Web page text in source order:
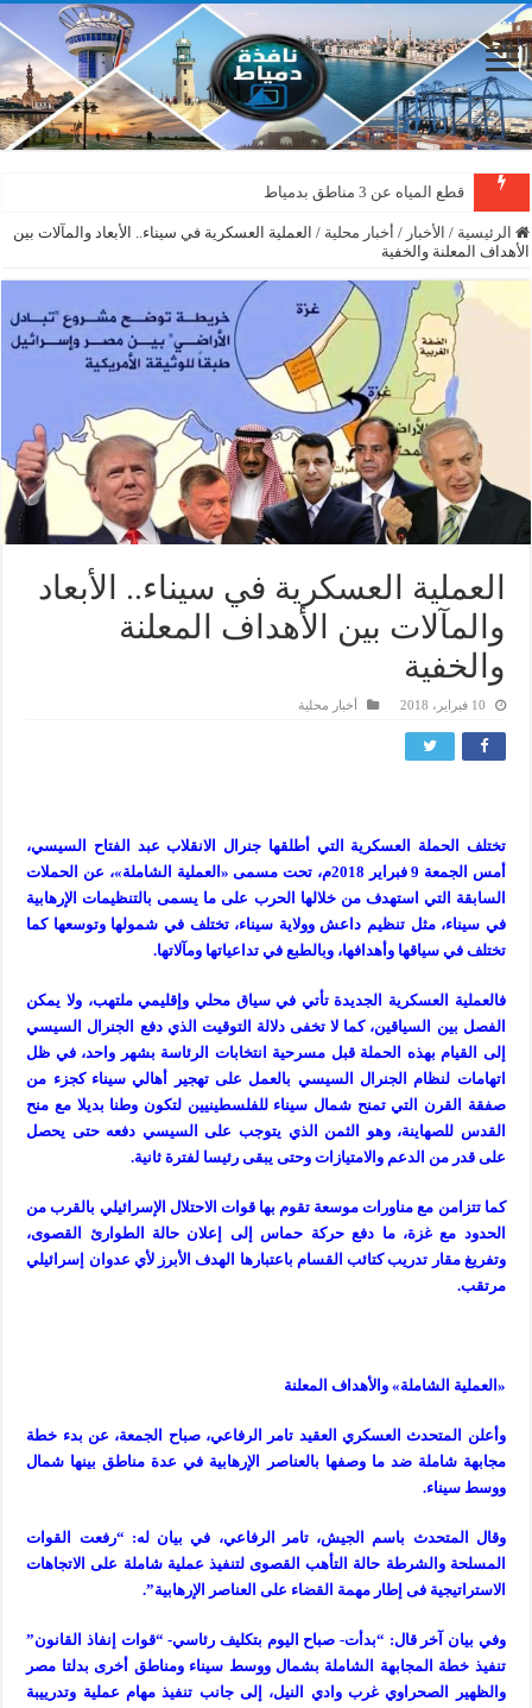
قطع المياه عن 3 مناطق بدمياط
دمياط : سقوط شجرة على الأسلاك الكهربائية بمنطقة المطرى
الرئيسية / الأخبار / أخبار محلية / العملية العسكرية في سيناء.. الأبعاد والمآلات بين
الأهداف المعلنة والخفية
العملية العسكرية في سيناء.. الأبعاد
والمآلات بين الأهداف المعلنة
والخفية
10 فبراير، 2018 أخبار محلية
تختلف الحملة العسكرية التي أطلقها جنرال الانقلاب عبد الفتاح السيسي،
أمس الجمعة 9 فبراير 2018م، تحت مسمى «العملية الشاملة»، عن الحملات
السابقة التي استهدف من خلالها الحرب على ما يسمى بالتنظيمات الإرهابية
في سيناء، مثل تنظيم داعش وولاية سيناء، تختلف في شمولها وتوسعها كما
تختلف في سياقها وأهدافها، وبالطبع في تداعياتها ومآلاتها.
فالعملية العسكرية الجديدة تأتي في سياق محلي وإقليمي ملتهب، ولا يمكن
الفصل بين السياقين، كما لا تخفى دلالة التوقيت الذي دفع الجنرال السيسي
إلى القيام بهذه الحملة قبل مسرحية انتخابات الرئاسة بشهر واحد، في ظل
اتهامات لنظام الجنرال السيسي بالعمل على تهجير أهالي سيناء كجزء من
صفقة القرن التي تمنح شمال سيناء للفلسطينيين لتكون وطنا بديلا مع منح
القدس للصهاينة، وهو الثمن الذي يتوجب على السيسي دفعه حتى يحصل
على قدر من الدعم والامتيازات وحتى يبقى رئيسا لفترة ثانية.
كما تتزامن مع مناورات موسعة تقوم بها قوات الاحتلال الإسرائيلي بالقرب من
الحدود مع غزة، ما دفع حركة حماس إلى إعلان حالة الطوارئ القصوى،
وتفريغ مقار تدريب كتائب القسام باعتبارها الهدف الأبرز لأي عدوان إسرائيلي
مرتقب.
«العملية الشاملة» والأهداف المعلنة
وأعلن المتحدث العسكري العقيد تامر الرفاعي، صباح الجمعة، عن بدء خطة
مجابهة شاملة ضد ما وصفها بالعناصر الإرهابية في عدة مناطق بينها شمال
ووسط سيناء.
وقال المتحدث باسم الجيش، تامر الرفاعي، في بيان له: “رفعت القوات
المسلحة والشرطة حالة التأهب القصوى لتنفيذ عملية شاملة على الاتجاهات
الاستراتيجية فى إطار مهمة القضاء على العناصر الإرهابية”.
وفي بيان آخر قال: “بدأت- صباح اليوم بتكليف رئاسي- “قوات إنفاذ القانون”
تنفيذ خطة المجابهة الشاملة بشمال ووسط سيناء ومناطق أخرى بدلتا مصر
والظهير الصحراوي غرب وادي النيل، إلى جانب تنفيذ مهام عملية وتدرييبة